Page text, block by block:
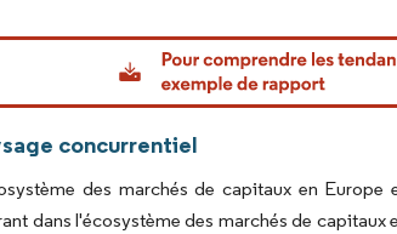
© Mordor Intelligence. La réutilisation nécessite une
concurrentiel
des marchés de capitaux en
dans l'écosystème des marchés de